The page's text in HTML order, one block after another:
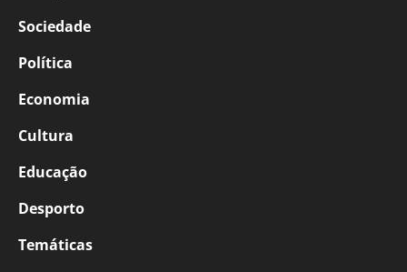
Sociedade
Política
Economia
Cultura
Educação
Desporto
Temáticas